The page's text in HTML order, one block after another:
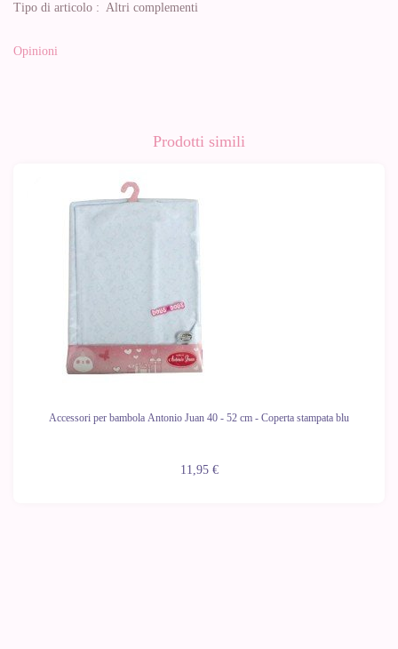
Tipo di articolo : Altri complementi
Opinioni
Prodotti simili
Accessori per bambola Antonio Juan 40 - 52 cm - Coperta stampata blu
11,95 €